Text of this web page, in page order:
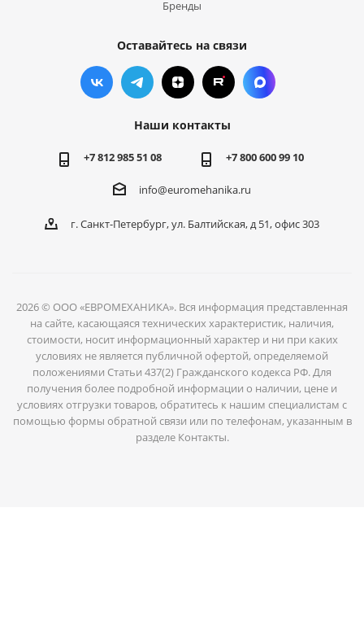
Бренды
Оставайтесь на связи
Наши контакты
+7 812 985 51 08 +7 800 600 99 10
info@euromehanika.ru
г. Санкт-Петербург, ул. Балтийская, д 51, офис 303
2026 © ООО «ЕВРОМЕХАНИКА». Вся информация представленная
на сайте, касающаяся технических характеристик, наличия,
стоимости, носит информационный характер и ни при каких
условиях не является публичной офертой, определяемой
положениями Статьи 437(2) Гражданского кодекса РФ. Для
получения более подробной информации о наличии, цене и
условиях отгрузки товаров, обратитесь к нашим специалистам с
помощью формы обратной связи или по телефонам, указанным в
разделе Контакты.